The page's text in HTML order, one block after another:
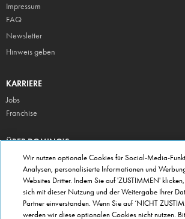
Impressum
FAQ
Newsletter
Hinweis geben
KARRIERE
Jobs
Franchise
ÜBER DOMINO'S
Storesuche
Presse
Domino's App
Unternehmen
Wir nutzen optionale Cookies für Social-Media-
Analysen, personalisierte Informationen und
Websites Dritter. Indem Sie auf 'ZUSTIMMEN'
sich mit dieser Nutzung und der Weitergabe Ihrer
Partner einverstanden. Wenn Sie auf ‘NICHT
werden wir diese optionalen Cookies nicht nutzen.